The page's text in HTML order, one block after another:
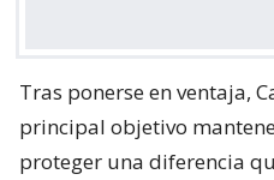
Tras ponerse en ventaja,
principal objetivo
proteger una diferencia